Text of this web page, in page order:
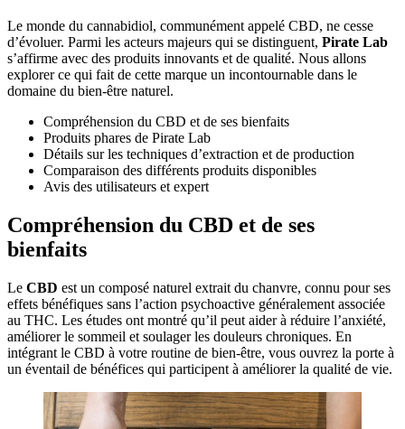
Le monde du cannabidiol, communément appelé CBD, ne cesse
d’évoluer. Parmi les acteurs majeurs qui se distinguent, Pirate Lab
s’affirme avec des produits innovants et de qualité. Nous allons
explorer ce qui fait de cette marque un incontournable dans le
domaine du bien-être naturel.
Compréhension du CBD et de ses bienfaits
Produits phares de Pirate Lab
Détails sur les techniques d’extraction et de production
Comparaison des différents produits disponibles
Avis des utilisateurs et expert
Compréhension du CBD et de ses
bienfaits
Le CBD est un composé naturel extrait du chanvre, connu pour ses
effets bénéfiques sans l’action psychoactive généralement associée
au THC. Les études ont montré qu’il peut aider à réduire l’anxiété,
améliorer le sommeil et soulager les douleurs chroniques. En
intégrant le CBD à votre routine de bien-être, vous ouvrez la porte à
un éventail de bénéfices qui participent à améliorer la qualité de vie.